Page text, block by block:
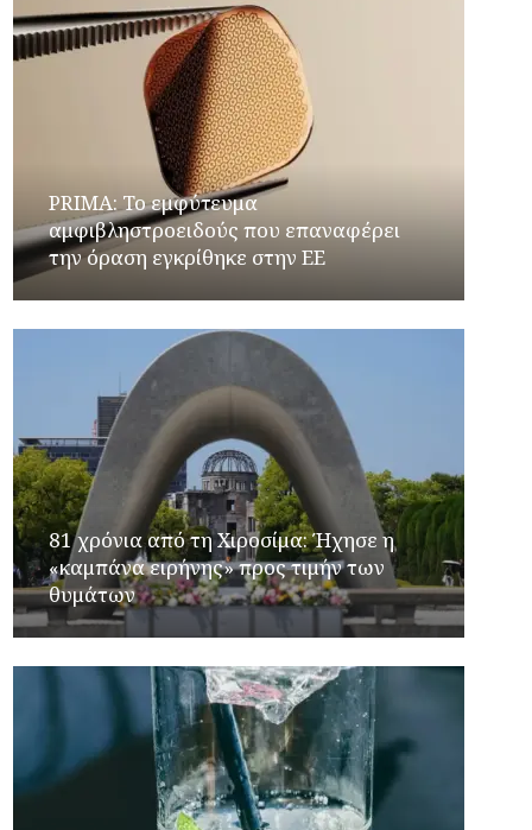
PRIMA: Το εμφύτευμα
αμφιβληστροειδούς που επαναφέρει
την όραση εγκρίθηκε στην ΕΕ
81 χρόνια από τη Χιροσίμα: Ήχησε η
«καμπάνα ειρήνης» προς τιμήν των
θυμάτων